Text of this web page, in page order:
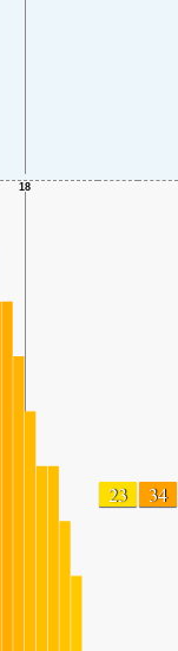
23 34